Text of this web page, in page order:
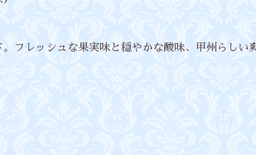
フレッシュな果実味と穏やかな酸味、甲州らしい